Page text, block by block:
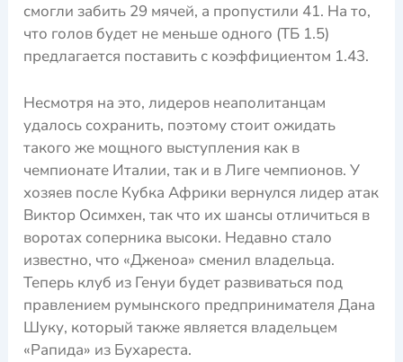
смогли забить 29 мячей, а пропустили 41. На то,
что голов будет не меньше одного (ТБ 1.5)
предлагается поставить с коэффициентом 1.43.
Несмотря на это, лидеров неаполитанцам
удалось сохранить, поэтому стоит ожидать
такого же мощного выступления как в
чемпионате Италии, так и в Лиге чемпионов. У
хозяев после Кубка Африки вернулся лидер атак
Виктор Осимхен, так что их шансы отличиться в
воротах соперника высоки. Недавно стало
известно, что «Дженоа» сменил владельца.
Теперь клуб из Генуи будет развиваться под
правлением румынского предпринимателя Дана
Шуку, который также является владельцем
«Рапида» из Бухареста.